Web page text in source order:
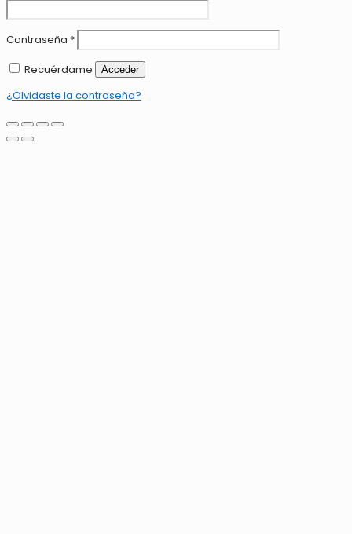
Contraseña *
Recuérdame
Acceder
¿Olvidaste la contraseña?